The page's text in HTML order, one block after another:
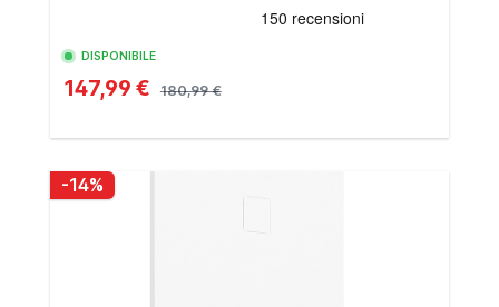
DISPONIBILE
147,99 € 180,99 €
-14%